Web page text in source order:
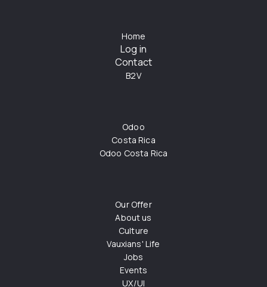
Home
Log in
Contact
B2V
Odoo
Costa Rica
Odoo Costa Rica
Our Offer
About us
Culture
Vauxians' Life
Jobs
Events
UX/UI